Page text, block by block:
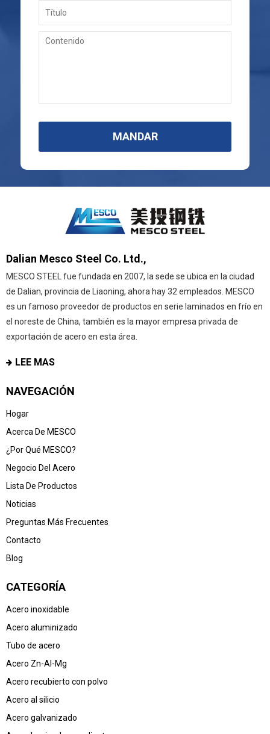
MANDAR
Dalian Mesco Steel Co. Ltd.,
MESCO STEEL fue fundada en 2007, la sede se ubica en la ciudad
de Dalian, provincia de Liaoning, ahora hay 32 empleados. MESCO
es un famoso proveedor de productos en serie laminados en frío en
el noreste de China, también es la mayor empresa privada de
exportación de acero en esta área.
LEE MAS
NAVEGACIÓN
Hogar
Acerca De MESCO
¿Por Qué MESCO?
Negocio Del Acero
Lista De Productos
Noticias
Preguntas Más Frecuentes
Contacto
Blog
CATEGORÍA
Acero inoxidable
Acero aluminizado
Tubo de acero
Acero Zn-Al-Mg
Acero recubierto con polvo
Acero al silicio
Acero galvanizado